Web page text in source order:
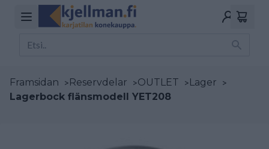
Framsidan >Reservdelar >OUTLET >Lager >
Lagerbock flänsmodell YET208